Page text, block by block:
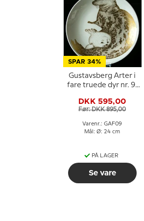
SPAR 34%
Gustavsberg Arter i
fare truede dyr nr. 9,
DKK 595,00
Før: DKK 895,00
Varenr.: GAF09
Mål: Ø: 24 cm
PÅ LAGER
Se vare